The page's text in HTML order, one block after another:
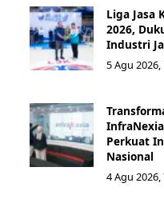
Liga Jasa
2026,
Industri
5 Agu 2026,
Perkuat
Nasional
4 Agu 2026,